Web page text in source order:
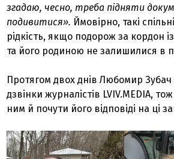
згадаю, чесно, треба підняти
подивитися». Ймовірно, такі
рідкість, якщо подорож за кордон
та його родиною не залишилися в
Протягом двох днів Любомир Зубач
дзвінки журналістів LVIV.MEDIA,
ним й почути його відповіді на ці